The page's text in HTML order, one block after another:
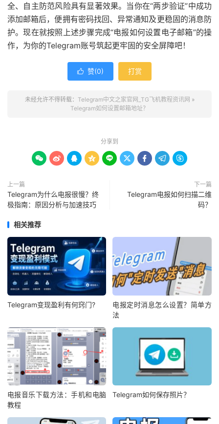
全、自主防范风险具有显著效果。当你在“两步验证”中成功
添加邮箱后，便拥有密码找回、异常通知及更稳固的消息防
护。现在就按照上述步骤完成“电报如何设置电子邮箱”的操
作，为你的Telegram账号筑起更牢固的安全屏障吧！
 赞(0) 打赏
未经允许不得转载： Telegram中文之家官网_TG飞机教程资讯网 »
Telegram如何设置邮箱地址？
分享到
        
上一篇
Telegram为什么电报很慢？终
极指南：原因分析与加速技巧
下一篇
Telegram电报如何扫描二维
码？
相关推荐
Telegram变现盈利有何窍门?
电报定时消息怎么设置？简单方
法
电报音乐下载方法：手机和电脑
教程
Telegram如何保存照片？